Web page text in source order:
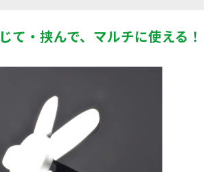
て・挟んで、マルチに使える！